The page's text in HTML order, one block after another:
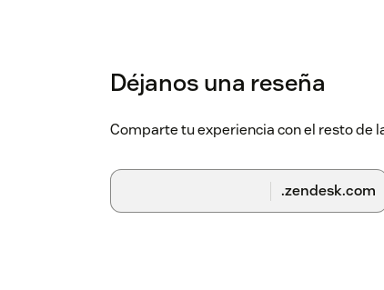
Déjanos una reseña
Comparte tu experiencia con el resto de
.zendesk.com